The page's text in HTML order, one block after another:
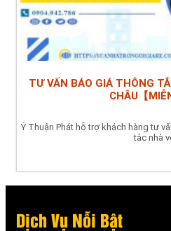
TƯ VẤN BÁO GIÁ THÔNG
CHÂU【
Ý Thuận Phát hỗ trợ khách hàng tư
tắc nhà
Dịch Vụ Nỗi Bật